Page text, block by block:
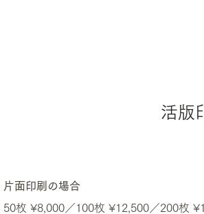
活版
片面印刷の場合
50枚 ¥8,000／100枚 ¥12,500／200枚